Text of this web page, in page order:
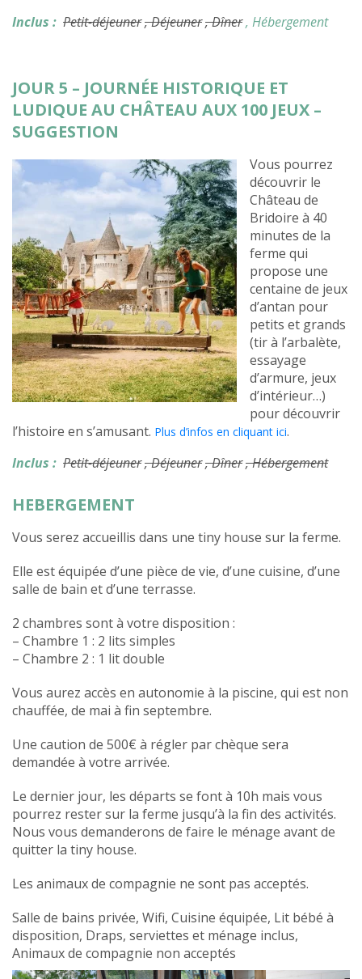
Inclus : Petit-déjeuner, Déjeuner, Dîner, Hébergement
JOUR 5 – JOURNÉE HISTORIQUE ET
LUDIQUE AU CHÂTEAU AUX 100 JEUX –
SUGGESTION
Vous pourrez
découvrir le
Château de
Bridoire à 40
minutes de la
ferme qui
propose une
centaine de jeux
d’antan pour
petits et grands
(tir à l’arbalète,
essayage
d’armure, jeux
d’intérieur…)
pour découvrir
l’histoire en s’amusant. Plus d’infos en cliquant ici.
Inclus : Petit-déjeuner, Déjeuner, Dîner, Hébergement
HEBERGEMENT
Vous serez accueillis dans une tiny house sur la ferme.
Elle est équipée d’une pièce de vie, d’une cuisine, d’une
salle de bain et d’une terrasse.
2 chambres sont à votre disposition :
– Chambre 1 : 2 lits simples
– Chambre 2 : 1 lit double
Vous aurez accès en autonomie à la piscine, qui est non
chauffée, de mai à fin septembre.
Une caution de 500€ à régler par chèque sera
demandée à votre arrivée.
Le dernier jour, les départs se font à 10h mais vous
pourrez rester sur la ferme jusqu’à la fin des activités.
Nous vous demanderons de faire le ménage avant de
quitter la tiny house.
Les animaux de compagnie ne sont pas acceptés.
Salle de bains privée, Wifi, Cuisine équipée, Lit bébé à
disposition, Draps, serviettes et ménage inclus,
Animaux de compagnie non acceptés